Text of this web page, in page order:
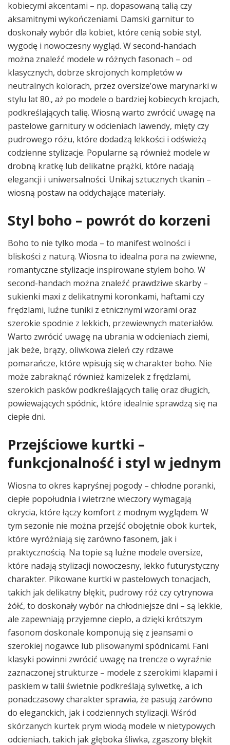
kobiecymi akcentami – np. dopasowaną talią czy
aksamitnymi wykończeniami. Damski garnitur to
doskonały wybór dla kobiet, które cenią sobie styl,
wygodę i nowoczesny wygląd. W second-handach
można znaleźć modele w różnych fasonach – od
klasycznych, dobrze skrojonych kompletów w
neutralnych kolorach, przez oversize’owe marynarki w
stylu lat 80., aż po modele o bardziej kobiecych krojach,
podkreślających talię. Wiosną warto zwrócić uwagę na
pastelowe garnitury w odcieniach lawendy, mięty czy
pudrowego różu, które dodadzą lekkości i odświeżą
codzienne stylizacje. Popularne są również modele w
drobną kratkę lub delikatne prążki, które nadają
elegancji i uniwersalności. Unikaj sztucznych tkanin –
wiosną postaw na oddychające materiały.
Styl boho – powrót do korzeni
Boho to nie tylko moda – to manifest wolności i
bliskości z naturą. Wiosna to idealna pora na zwiewne,
romantyczne stylizacje inspirowane stylem boho. W
second-handach można znaleźć prawdziwe skarby –
sukienki maxi z delikatnymi koronkami, haftami czy
frędzlami, luźne tuniki z etnicznymi wzorami oraz
szerokie spodnie z lekkich, przewiewnych materiałów.
Warto zwrócić uwagę na ubrania w odcieniach ziemi,
jak beże, brązy, oliwkowa zieleń czy rdzawe
pomarańcze, które wpisują się w charakter boho. Nie
może zabraknąć również kamizelek z frędzlami,
szerokich pasków podkreślających talię oraz długich,
powiewających spódnic, które idealnie sprawdzą się na
ciepłe dni.
Przejściowe kurtki –
funkcjonalność i styl w jednym
Wiosna to okres kapryśnej pogody – chłodne poranki,
ciepłe popołudnia i wietrzne wieczory wymagają
okrycia, które łączy komfort z modnym wyglądem. W
tym sezonie nie można przejść obojętnie obok kurtek,
które wyróżniają się zarówno fasonem, jak i
praktycznością. Na topie są luźne modele oversize,
które nadają stylizacji nowoczesny, lekko futurystyczny
charakter. Pikowane kurtki w pastelowych tonacjach,
takich jak delikatny błękit, pudrowy róż czy cytrynowa
żółć, to doskonały wybór na chłodniejsze dni – są lekkie,
ale zapewniają przyjemne ciepło, a dzięki krótszym
fasonom doskonale komponują się z jeansami o
szerokiej nogawce lub plisowanymi spódnicami. Fani
klasyki powinni zwrócić uwagę na trencze o wyraźnie
zaznaczonej strukturze – modele z szerokimi klapami i
paskiem w talii świetnie podkreślają sylwetkę, a ich
ponadczasowy charakter sprawia, że pasują zarówno
do eleganckich, jak i codziennych stylizacji. Wśród
skórzanych kurtek prym wiodą modele w nietypowych
odcieniach, takich jak głęboka śliwka, zgaszony błękit